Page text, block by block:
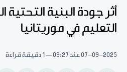
أثر جودة البنية التحتية
التعليم في موريتانيا
07-09-2025عند 09:27 1 دقيقة قراءة